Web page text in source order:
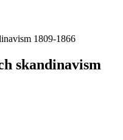
1809-1866
skandinavism